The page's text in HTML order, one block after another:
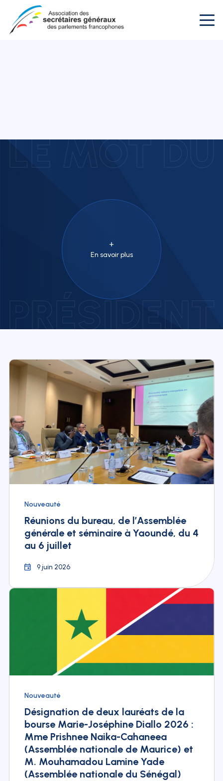
LE MOT DU
PRÉSIDENT
En savoir plus
Nouveauté
Réunions du bureau, de l’Assemblée
générale et séminaire à Yaoundé, du 4
au 6 juillet
9 juin 2026
Nouveauté
Désignation de deux lauréats de la
bourse Marie-Joséphine Diallo 2026 :
Mme Prishnee Naika-Cahaneea
(Assemblée nationale de Maurice) et
M. Mouhamadou Lamine Yade
(Assemblée nationale du Sénégal)